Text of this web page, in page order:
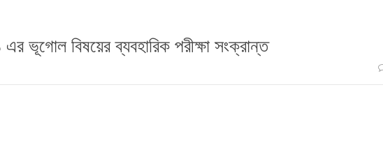
এর ভূগোল বিষয়ের ব্যবহারিক পরীক্ষা সংক্রান্ত